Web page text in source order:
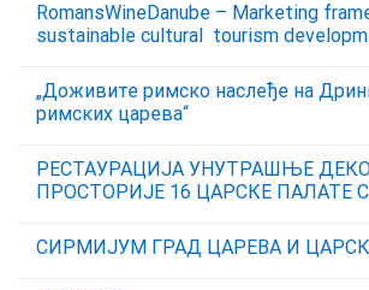
RomansWineDanube – Marketing
sustainable cultural tourism
„Доживите римско наслеђе на
римских царева“
РЕСТАУРАЦИЈА УНУТРАШЊЕ
ПРОСТОРИЈЕ 16 ЦАРСКЕ ПАЛАТЕ
СИРМИЈУМ ГРАД ЦАРЕВА И